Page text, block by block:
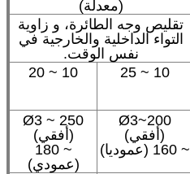
(معدلة)
تقليص وجه الطائرة، و زاوية
التواء الداخلية والخارجية في
نفس الوقت.
10 ~ 25
10 ~ 20
Ø3~200
(أفقي)
~ 160 (عموديا)
Ø3 ~ 250
(أفقي)
~ 180
(عمودي)